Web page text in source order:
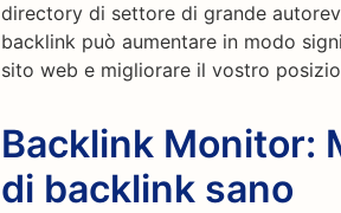
directory di settore di grande
backlink può aumentare in modo
sito web e migliorare il vostro
Backlink Monitor:
di backlink sano